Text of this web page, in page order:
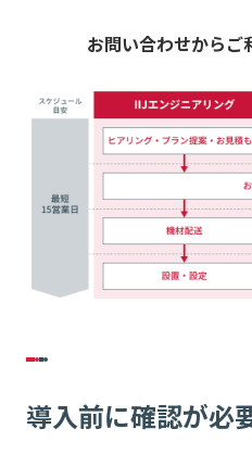
お問い合わせからご
導入前に確認が必